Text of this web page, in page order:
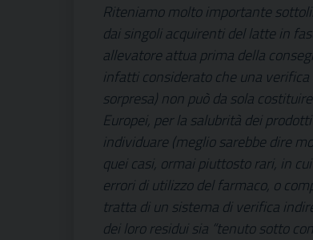
Riteniamo molto importante
dai singoli acquirenti del latte in
allevatore attua prima della
infatti considerato che una
sorpresa) non può da sola
Europei, per la salubrità dei
individuare (meglio sarebbe dire
quei casi, ormai piuttosto rari, in
errori di utilizzo del farmaco, o
tratta di un sistema di verifica
dei loro residui sia “tenuto sotto